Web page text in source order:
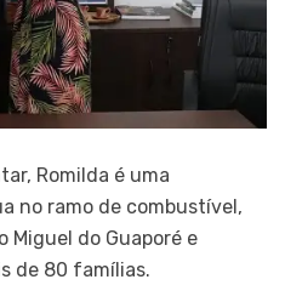
Romilda é uma
no ramo de combustível,
Miguel do Guaporé e
de 80 famílias.